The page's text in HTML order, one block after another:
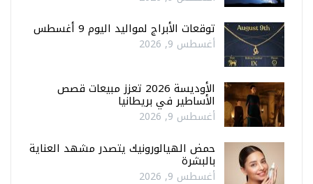
توقعات الأبراج لمواليد اليوم 9 أغسطس
أغسطس 9, 2026
الأوديسة 2026 تعزز مبيعات قصص
الأساطير في بريطانيا
أغسطس 9, 2026
حمض الهيالورونيك يتصدر مشهد العناية
بالبشرة
أغسطس 9, 2026